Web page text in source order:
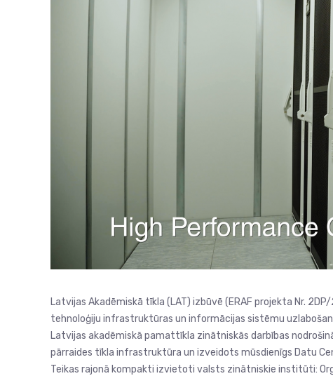
Latvijas Akadēmiskā tīkla (LAT) izbūvē (ERAF projekta Nr.
tehnoloģiju infrastruktūras un informācijas sistēmu
Latvijas akadēmiskā pamattīkla zinātniskās darbības
pārraides tīkla infrastruktūra un izveidots mūsdienīgs Datu
Teikas rajonā kompakti izvietoti valsts zinātniskie institūti: